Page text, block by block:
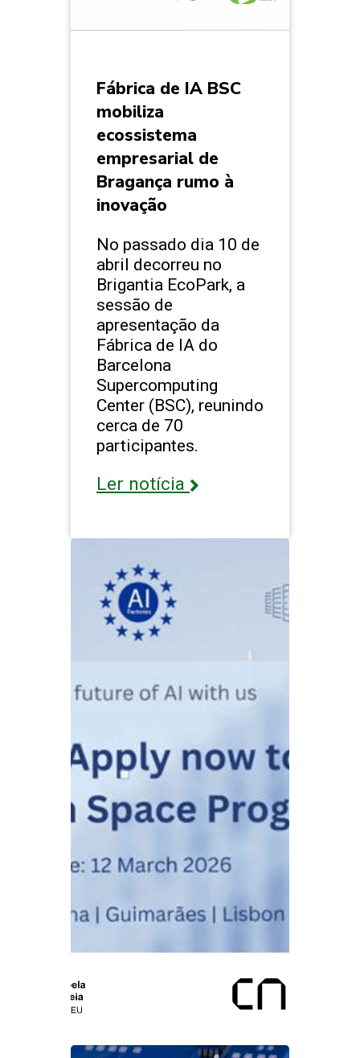
Fábrica de IA BSC
mobiliza
ecossistema
empresarial de
Bragança rumo à
inovação
No passado dia 10 de
abril decorreu no
Brigantia EcoPark, a
sessão de
apresentação da
Fábrica de IA do
Barcelona
Supercomputing
Center (BSC), reunindo
cerca de 70
participantes.
Ler notícia